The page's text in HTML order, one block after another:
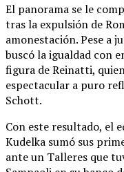
El panorama se le
tras la expulsión de
amonestación. Pese a
buscó la igualdad con
figura de Reinatti,
espectacular a puro
Schott.
Con este resultado, el
Kudelka sumó sus
ante un Talleres que